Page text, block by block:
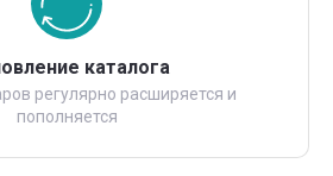
каталога
регулярно расширяется и
пополняется